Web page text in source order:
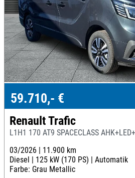
59.710,- €
Renault Trafic
L1H1 170 AT9 SPACECLASS
03/2026 | 11.900 km
Diesel | 125 kW (170 PS) | Automatik
Farbe: Grau Metallic